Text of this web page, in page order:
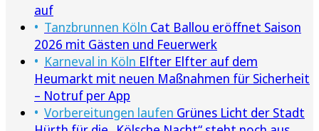
auf
Tanzbrunnen Köln Cat Ballou eröffnet Saison
2026 mit Gästen und Feuerwerk
Karneval in Köln Elfter Elfter auf dem
Heumarkt mit neuen Maßnahmen für Sicherheit
– Notruf per App
Vorbereitungen laufen Grünes Licht der Stadt